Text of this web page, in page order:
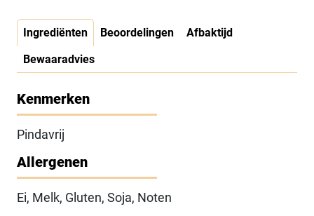
Ingrediënten Beoordelingen
Afbaktijd
Bewaaradvies
Kenmerken
Pindavrij
Allergenen
Ei, Melk, Gluten, Soja, Noten